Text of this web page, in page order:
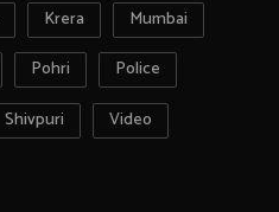
Krera
Mumbai
Pohri
Police
Shivpuri
Video